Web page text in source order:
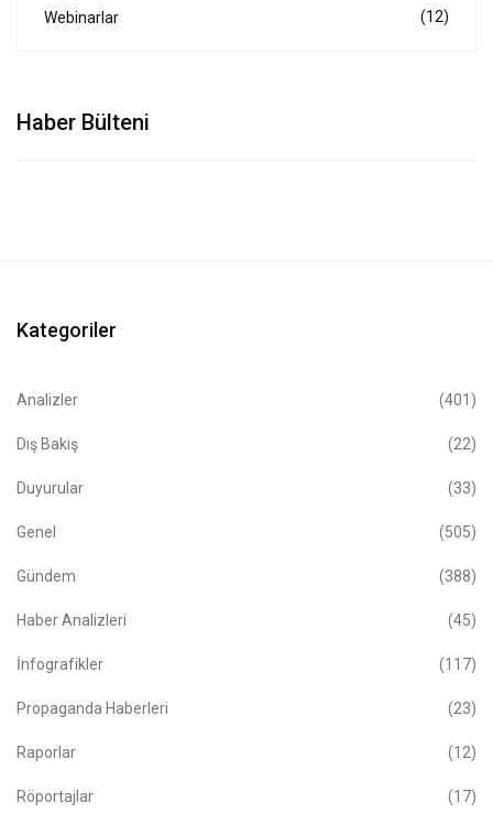
Webinarlar (12)
Haber Bülteni
Kategoriler
Analizler (401)
Dış Bakış (22)
Duyurular (33)
Genel (505)
Gündem (388)
Haber Analizleri (45)
İnfografikler (117)
Propaganda Haberleri (23)
Raporlar (12)
Röportajlar (17)